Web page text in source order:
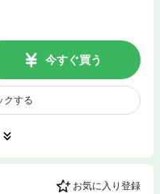
今すぐ買う
クする
お気に入り登録